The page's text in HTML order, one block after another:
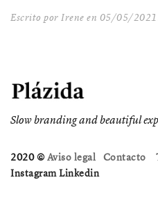
Escrito por Irene en 05/05/2021
Slow branding and beautiful
2020 © Aviso legal Contacto
Instagram Linkedin